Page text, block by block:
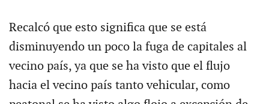
Recalcó que esto significa que se está
disminuyendo un poco la fuga de capitales al
vecino país, ya que se ha visto que el flujo
hacia el vecino país tanto vehicular, como